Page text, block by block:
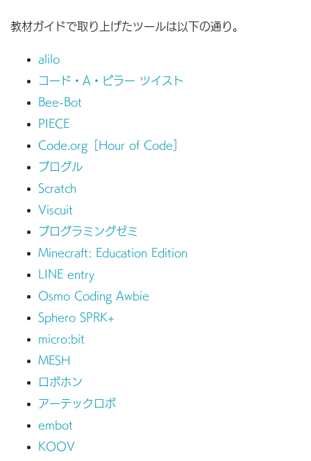
教材ガイドで取り上げたツールは以下の通り。
alilo
コード・A・ピラー ツイスト
Bee-Bot
PIECE
Code.org［Hour of Code］
プログル
Scratch
Viscuit
プログラミングゼミ
Minecraft: Education Edition
LINE entry
Osmo Coding Awbie
Sphero SPRK+
micro:bit
MESH
ロボホン
アーテックロボ
embot
KOOV